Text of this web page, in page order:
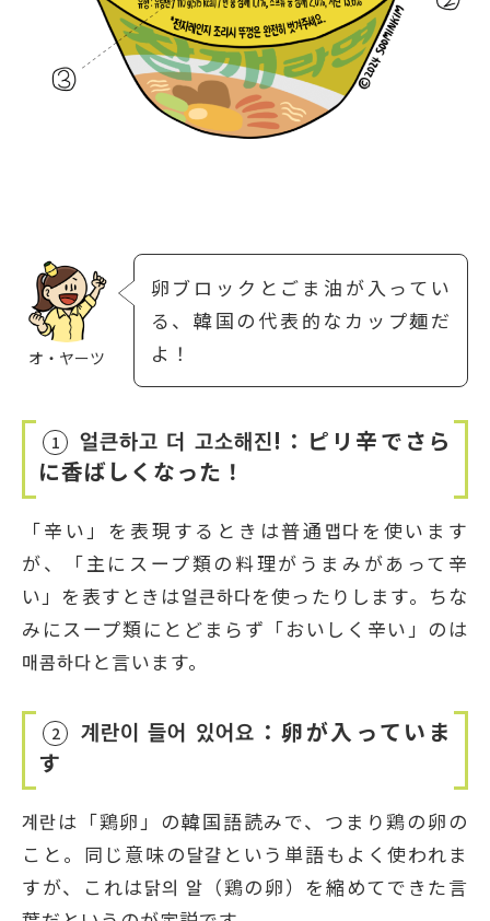
オ・ヤーツ
卵ブロックとごま油が入ってい
る、韓国の代表的なカップ麺だ
よ！
1
얼큰하고 더 고소해진!：ピリ辛でさら
に香ばしくなった！
「辛い」を表現するときは普通맵다を使います
が、「主にスープ類の料理がうまみがあって辛
い」を表すときは얼큰하다を使ったりします。ちな
みにスープ類にとどまらず「おいしく辛い」のは
매콤하다と言います。
2
계란이 들어 있어요：卵が入っていま
す
계란は「鶏卵」の韓国語読みで、つまり鶏の卵の
こと。同じ意味の달걀という単語もよく使われま
すが、これは닭의 알（鶏の卵）を縮めてできた言